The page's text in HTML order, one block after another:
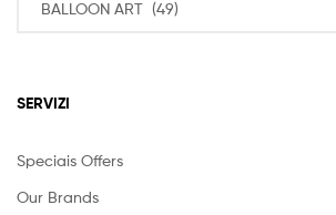
SERVIZI
Speciais Offers
Our Brands